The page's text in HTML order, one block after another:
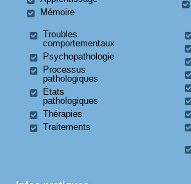
Mémoire
Troubles
comportementaux
Psychopathologie
Processus
pathologiques
États
pathologiques
Thérapies
Traitements